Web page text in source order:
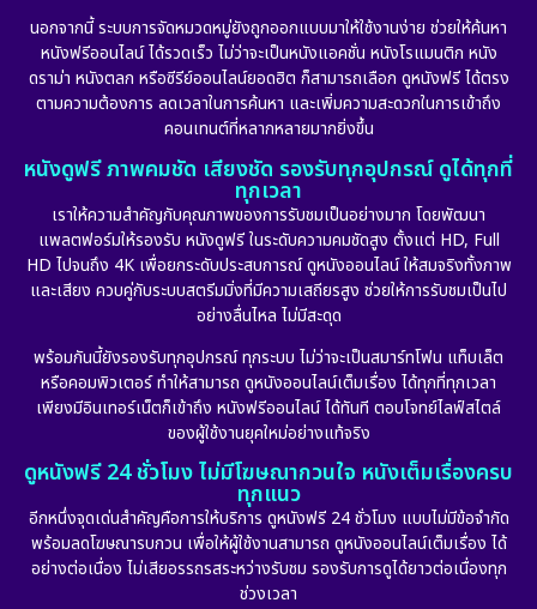
Drama ดราม่า (898)
Dystopian (17)
Emotional (101)
Epic มหากาพย์ (17)
Erotic (10)
Fantasy จินตนาการ (265)
Film
Gothic (6)
นอกจากนี้ ระบบการจัดหมวดหมู่ยังถูกออกแบบมาให้ใช้งานง่าย ช่วยให้ค้นหา
หนังฟรีออนไลน์ ได้รวดเร็ว ไม่ว่าจะเป็นหนังแอคชั่น หนังโรแมนติก หนัง
ดราม่า หนังตลก หรือซีรีย์ออนไลน์ยอดฮิต ก็สามารถเลือก ดูหนังฟรี ได้ตรง
ตามความต้องการ ลดเวลาในการค้นหา และเพิ่มความสะดวกในการเข้าถึง
คอนเทนต์ที่หลากหลายมากยิ่งขึ้น
หนังดูฟรี ภาพคมชัด เสียงชัด รองรับทุกอุปกรณ์ ดูได้ทุกที่
ทุกเวลา
เราให้ความสำคัญกับคุณภาพของการรับชมเป็นอย่างมาก โดยพัฒนา
แพลตฟอร์มให้รองรับ หนังดูฟรี ในระดับความคมชัดสูง ตั้งแต่ HD, Full
HD ไปจนถึง 4K เพื่อยกระดับประสบการณ์ ดูหนังออนไลน์ ให้สมจริงทั้งภาพ
และเสียง ควบคู่กับระบบสตรีมมิ่งที่มีความเสถียรสูง ช่วยให้การรับชมเป็นไป
อย่างลื่นไหล ไม่มีสะดุด
พร้อมกันนี้ยังรองรับทุกอุปกรณ์ ทุกระบบ ไม่ว่าจะเป็นสมาร์ทโฟน แท็บเล็ต
หรือคอมพิวเตอร์ ทำให้สามารถ ดูหนังออนไลน์เต็มเรื่อง ได้ทุกที่ทุกเวลา
เพียงมีอินเทอร์เน็ตก็เข้าถึง หนังฟรีออนไลน์ ได้ทันที ตอบโจทย์ไลฟ์สไตล์
ของผู้ใช้งานยุคใหม่อย่างแท้จริง
ดูหนังฟรี 24 ชั่วโมง ไม่มีโฆษณากวนใจ หนังเต็มเรื่องครบ
ทุกแนว
อีกหนึ่งจุดเด่นสำคัญคือการให้บริการ ดูหนังฟรี 24 ชั่วโมง แบบไม่มีข้อจำกัด
พร้อมลดโฆษณารบกวน เพื่อให้ผู้ใช้งานสามารถ ดูหนังออนไลน์เต็มเรื่อง ได้
อย่างต่อเนื่อง ไม่เสียอรรถรสระหว่างรับชม รองรับการดูได้ยาวต่อเนื่องทุก
ช่วงเวลา